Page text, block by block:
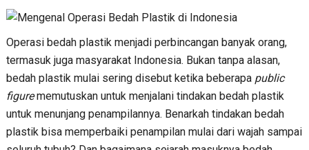
Operasi bedah plastik menjadi perbincangan banyak orang,
termasuk juga masyarakat Indonesia. Bukan tanpa alasan,
bedah plastik mulai sering disebut ketika beberapa public
figurememutuskan untuk menjalani tindakan bedah plastik
untuk menunjang penampilannya. Benarkah tindakan bedah
plastik bisa memperbaiki penampilan mulai dari wajah sampai